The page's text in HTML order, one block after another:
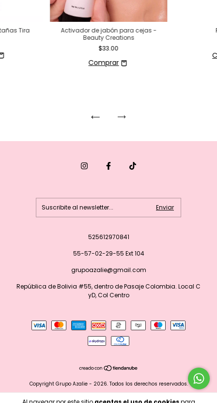
Tira
Activador de jabón para cejas -
Beauty Creations
$33.00
525612970841
55-57-02-29-55 Ext 104
grupoazalie@gmail.com
República de Bolivia #55, dentro de Pasaje Colombia. Local C
yD, Col Centro
Copyright Grupo Azalie - 2026. Todos los derechos reservados.